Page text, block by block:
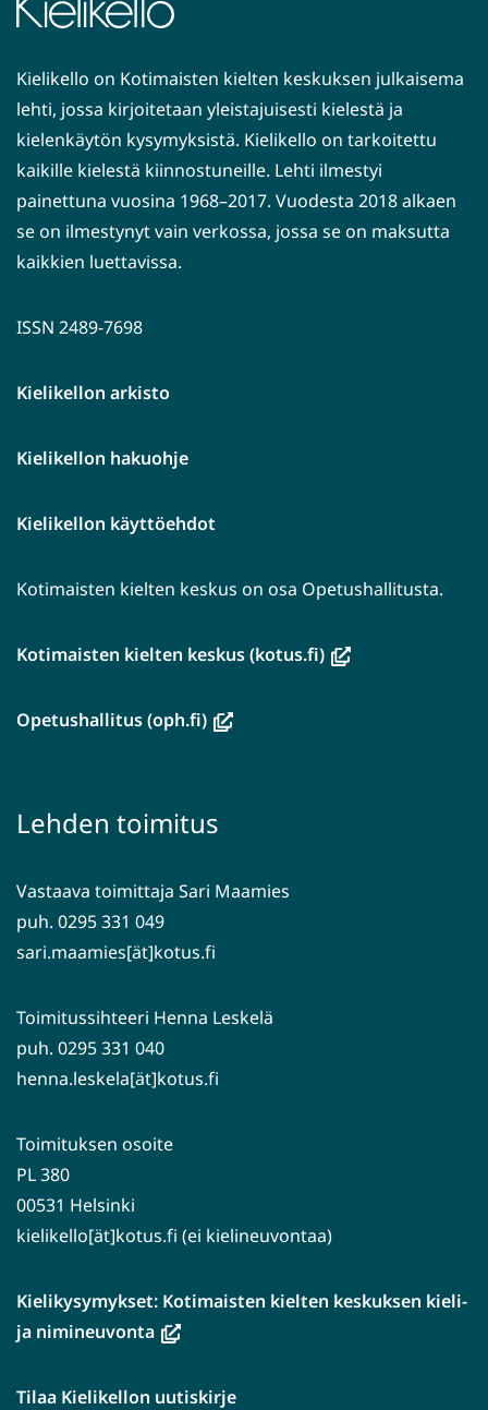
Kielikello on Kotimaisten kielten keskuksen julkaisema
lehti, jossa kirjoitetaan yleistajuisesti kielestä ja
kielenkäytön kysymyksistä. Kielikello on tarkoitettu
kaikille kielestä kiinnostuneille. Lehti ilmestyi
painettuna vuosina 1968–2017. Vuodesta 2018 alkaen
se on ilmestynyt vain verkossa, jossa se on maksutta
kaikkien luettavissa.
ISSN 2489-7698
Kielikellon arkisto
Kielikellon hakuohje
Kielikellon käyttöehdot
Kotimaisten kielten keskus on osa Opetushallitusta.
Kotimaisten kielten keskus (kotus.fi)(avautuu
Opetushallitus (oph.fi)(avautuu
toiseen
Lehden toimitus
Vastaava toimittaja Sari Maamies
puh. 0295 331 049
sari.maamies[ät]kotus.fi
Toimitussihteeri Henna Leskelä
puh. 0295 331 040
henna.leskela[ät]kotus.fi
Toimituksen osoite
PL 380
00531 Helsinki
kielikello[ät]kotus.fi (ei kielineuvontaa)
Kielikysymykset: Kotimaisten kielten keskuksen kieli-
ja nimineuvonta(avautuu
ikkunaan,
Tilaa Kielikellon uutiskirje